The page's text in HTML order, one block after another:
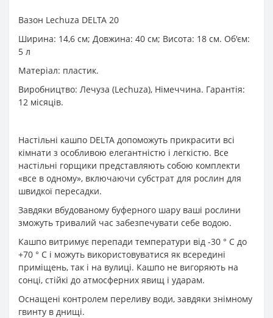
Вазон Lechuza DELTA 20
Ширина: 14,6 см; Довжина: 40 см; Висота: 18 см. Об'єм:
5 л
Матеріал: пластик.
Виробництво: Лечуза (Lechuza), Німеччина. Гарантія:
12 місяців.
Настільні кашпо DELTA допоможуть прикрасити всі
кімнати з особливою елегантністю і легкістю. Все
настільні горщики представляють собою комплекти
«все в одному», включаючи субстрат для рослин для
швидкої пересадки.
Завдяки вбудованому буферного шару ваші рослини
зможуть тривалий час забезпечувати себе водою.
Кашпо витримує перепади температури від -30 ° С до
+70 ° С і можуть використовуватися як всередині
приміщень, так і на вулиці. Кашпо не вигоряють на
сонці, стійкі до атмосферних явищ і ударам.
Оснащені контролем переливу води, завдяки знімному
гвинту в днищі.